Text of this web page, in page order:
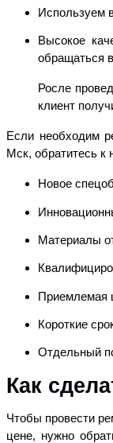
Используем
Высокое
обращаться
Росле
клиент
Если необходим
Мск, обратитесь к
Новое
Материалы
Приемлемая
Короткие
Отдельный
Как
Чтобы провести
цене, нужно